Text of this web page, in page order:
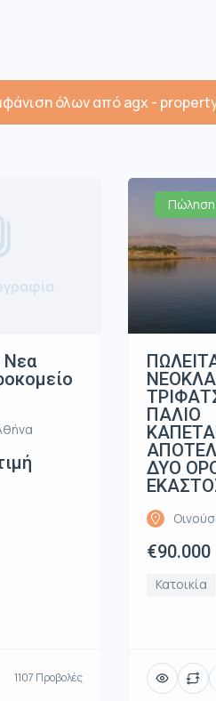
όλων από agx -
Νεα
1107 Προβολές
Πώληση
ΠΑΛΙΟ
ΔΥΟ
€90.000
Κατοικία